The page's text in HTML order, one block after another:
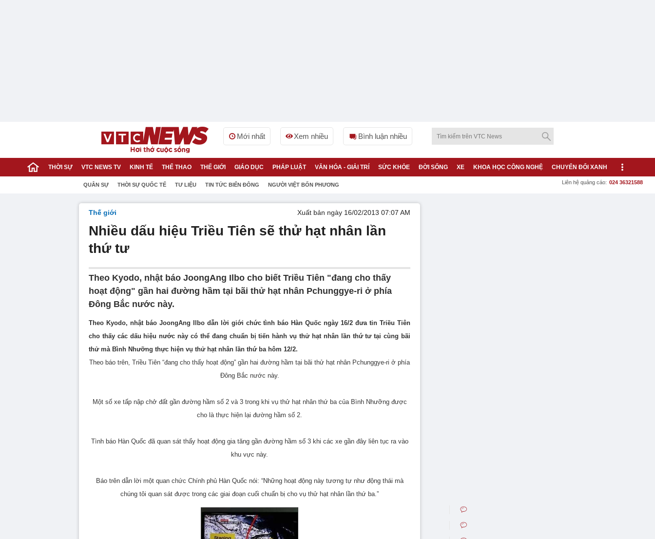
Mới nhất Xem nhiều Bình luận nhiều
THỜI SỰ VTC NEWS TV KINH TẾ THỂ THAO THẾ GIỚI GIÁO DỤC PHÁP LUẬT VĂN HÓA - GIẢI TRÍ SỨC KHỎE ĐỜI SỐNG XE KHOA HỌC CÔNG NGHỆ CHUYỂN ĐỔI XANH
QUÂN SỰ THỜI SỰ QUỐC TẾ TƯ LIỆU TIN TỨC BIỂN ĐÔNG NGƯỜI VIỆT BỐN PHƯƠNG Liên hệ quảng cáo: 024 36321588
Thế giới Xuất bản ngày 16/02/2013 07:07 AM
Nhiều dấu hiệu Triều Tiên sẽ thử hạt nhân lần
thứ tư
Theo Kyodo, nhật báo JoongAng Ilbo cho biết Triều Tiên "đang cho thấy
hoạt động" gần hai đường hầm tại bãi thử hạt nhân Pchunggye-ri ở phía
Đông Bắc nước này.
Theo Kyodo, nhật báo JoongAng Ilbo dẫn lời giới chức tình báo Hàn Quốc ngày 16/2 đưa tin Triều Tiên
cho thấy các dấu hiệu nước này có thể đang chuẩn bị tiến hành vụ thử hạt nhân lần thứ tư tại cùng bãi
thử mà Bình Nhưỡng thực hiện vụ thử hạt nhân lần thứ ba hôm 12/2.
Theo báo trên, Triều Tiên “đang cho thấy hoạt động” gần hai đường hầm tại bãi thử hạt nhân Pchunggye-ri ở phía
Đông Bắc nước này.
Một số xe tấp nập chở đất gần đường hầm số 2 và 3 trong khi vụ thử hạt nhân thứ ba của Bình Nhưỡng được
cho là thực hiện lại đường hầm số 2.
Tình báo Hàn Quốc đã quan sát thấy hoạt động gia tăng gần đường hầm số 3 khi các xe gần đây liên tục ra vào
khu vực này.
Báo trên dẫn lời một quan chức Chính phủ Hàn Quốc nói: “Những hoạt động này tương tự như động thái mà
chúng tôi quan sát được trong các giai đoạn cuối chuẩn bị cho vụ thử hạt nhân lần thứ ba.”